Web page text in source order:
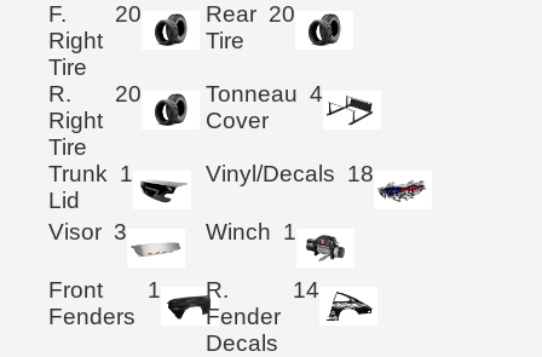
F.
Right
Tire
20
Rear
Tire
20
R.
Right
Tire
20
Tonneau
Cover
4
Trunk
Lid
1 Vinyl/Decals 18
Visor 3 Winch 1
Front
Fenders
1
R.
Fender
Decals
14